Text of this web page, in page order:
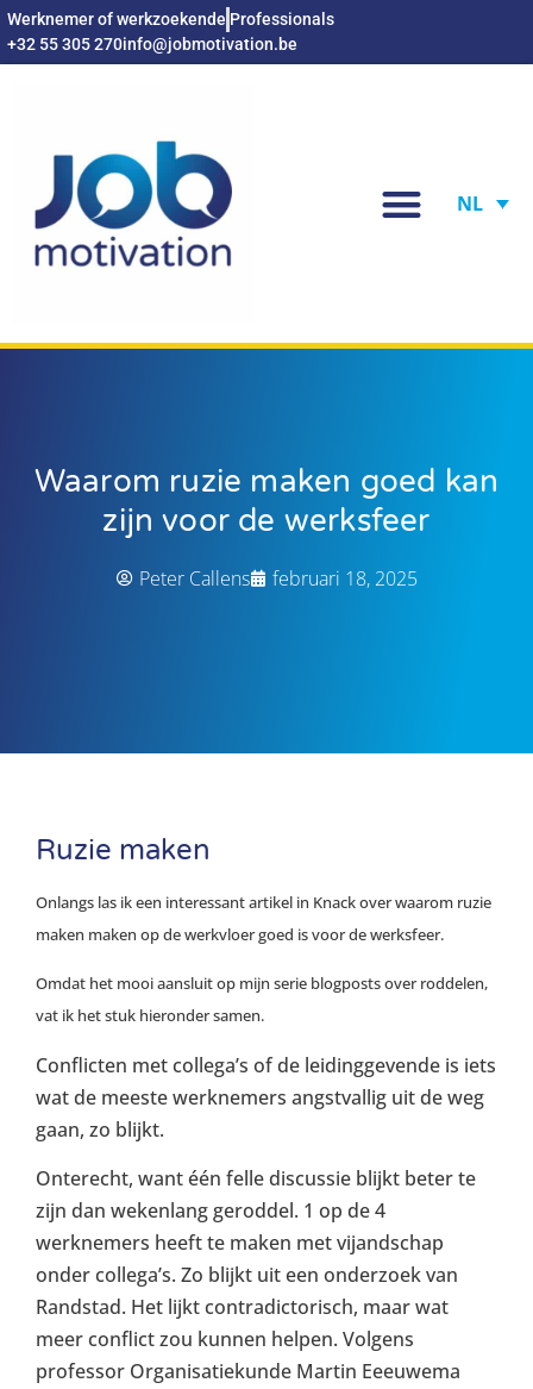
Werknemer of werkzoekende Professionals
+32 55 305 270info@jobmotivation.be
NL
Waarom ruzie maken goed kan
zijn voor de werksfeer
Peter Callens februari 18, 2025
Ruzie maken
Onlangs las ik een interessant artikel in Knack over waarom ruzie
maken maken op de werkvloer goed is voor de werksfeer.
Omdat het mooi aansluit op mijn serie blogposts over roddelen,
vat ik het stuk hieronder samen.
Conflicten met collega’s of de leidinggevende is iets
wat de meeste werknemers angstvallig uit de weg
gaan, zo blijkt.
Onterecht, want één felle discussie blijkt beter te
zijn dan wekenlang geroddel. 1 op de 4
werknemers heeft te maken met vijandschap
onder collega’s. Zo blijkt uit een onderzoek van
Randstad. Het lijkt contradictorisch, maar wat
meer conflict zou kunnen helpen. Volgens
professor Organisatiekunde Martin Eeeuwema